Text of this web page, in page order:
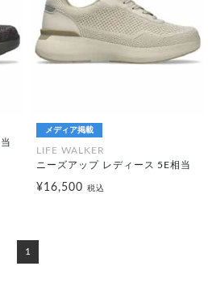
メディア掲載
LIFE WALKER
ニーズアップ レディース 5E相当
¥16,500 税込
1